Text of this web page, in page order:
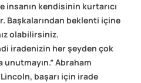
kendisinin kurtarıcı
Başkalarından beklenti içine
olabilirsiniz.
iradenizin her şeyden çok
Abraham
başarı için irade